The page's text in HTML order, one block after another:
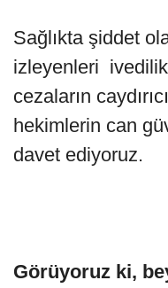
Sağlıkta şiddet
izleyenleri
cezaların
hekimlerin can
davet ediyoruz.
Görüyoruz ki,